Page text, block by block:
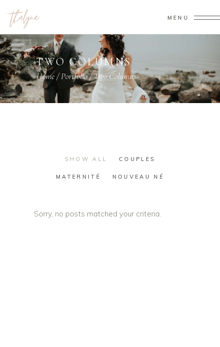
MENU
TWO COLUMNS
Home/Portfolio/Two Columns
SHOW ALL COUPLES
MATERNITÉ NOUVEAU NÉ
Sorry, no posts matched your criteria.